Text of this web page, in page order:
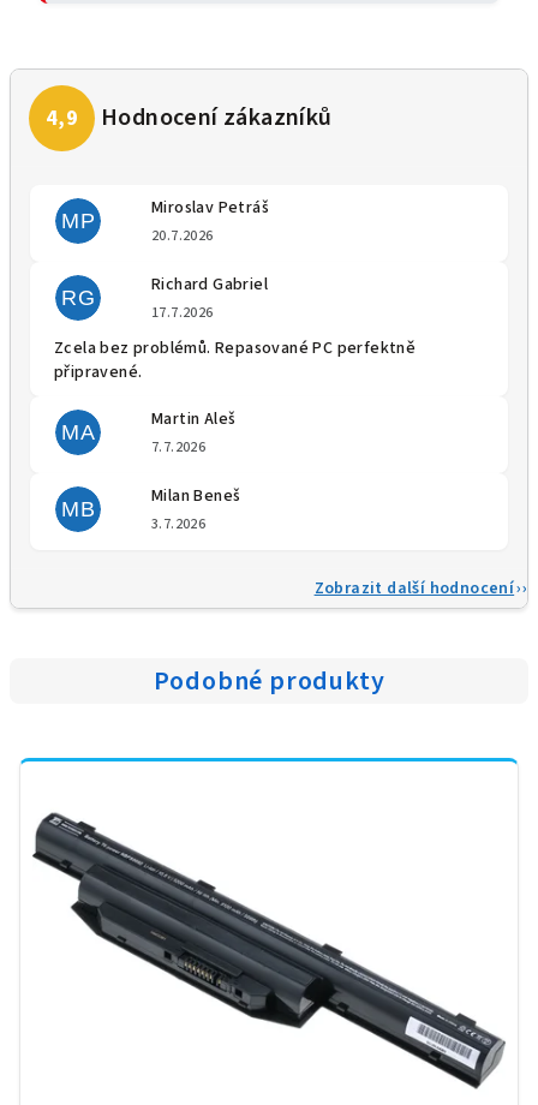
MP
Miroslav Petráš
20.7.2026
RG
Richard Gabriel
17.7.2026
Zcela bez problémů. Repasované PC perfektně
připravené.
MA
Martin Aleš
7.7.2026
MB
Milan Beneš
3.7.2026
Zobrazit další hodnocení
Podobné produkty